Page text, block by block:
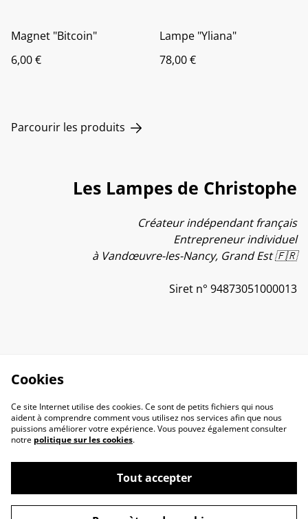
Magnet "Bitcoin"
6,00 €
Lampe "Yliana"
78,00 €
Parcourir les produits
Les Lampes de Christophe
Créateur indépendant français
Entrepreneur individuel
à Vandœuvre-les-Nancy, Grand Est 🇫🇷
Siret n° 94873051000013
Contactez-nous Conditions
Cookies
Ce site Internet utilise des cookies. Ce sont de petits fichiers qui nous
aident à comprendre comment vous utilisez nos services afin que nous
puissions améliorer votre expérience. Vous pouvez également consulter
notre politique sur les cookies.
Tout accepter